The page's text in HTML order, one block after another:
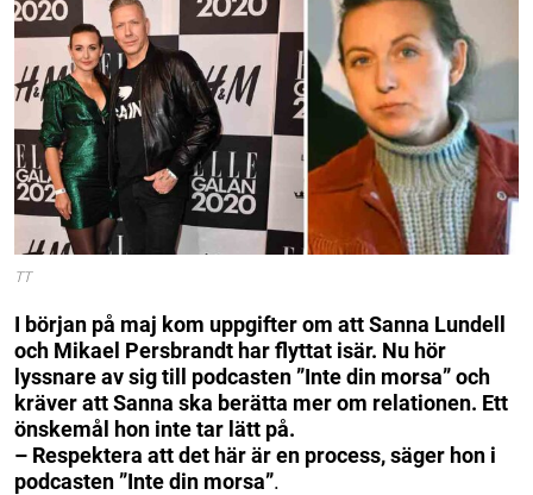
TT
I början på maj kom uppgifter om att Sanna Lundell
och Mikael Persbrandt har flyttat isär. Nu hör
lyssnare av sig till podcasten ”Inte din morsa” och
kräver att Sanna ska berätta mer om relationen. Ett
önskemål hon inte tar lätt på.
– Respektera att det här är en process, säger hon i
podcasten ”Inte din morsa”.